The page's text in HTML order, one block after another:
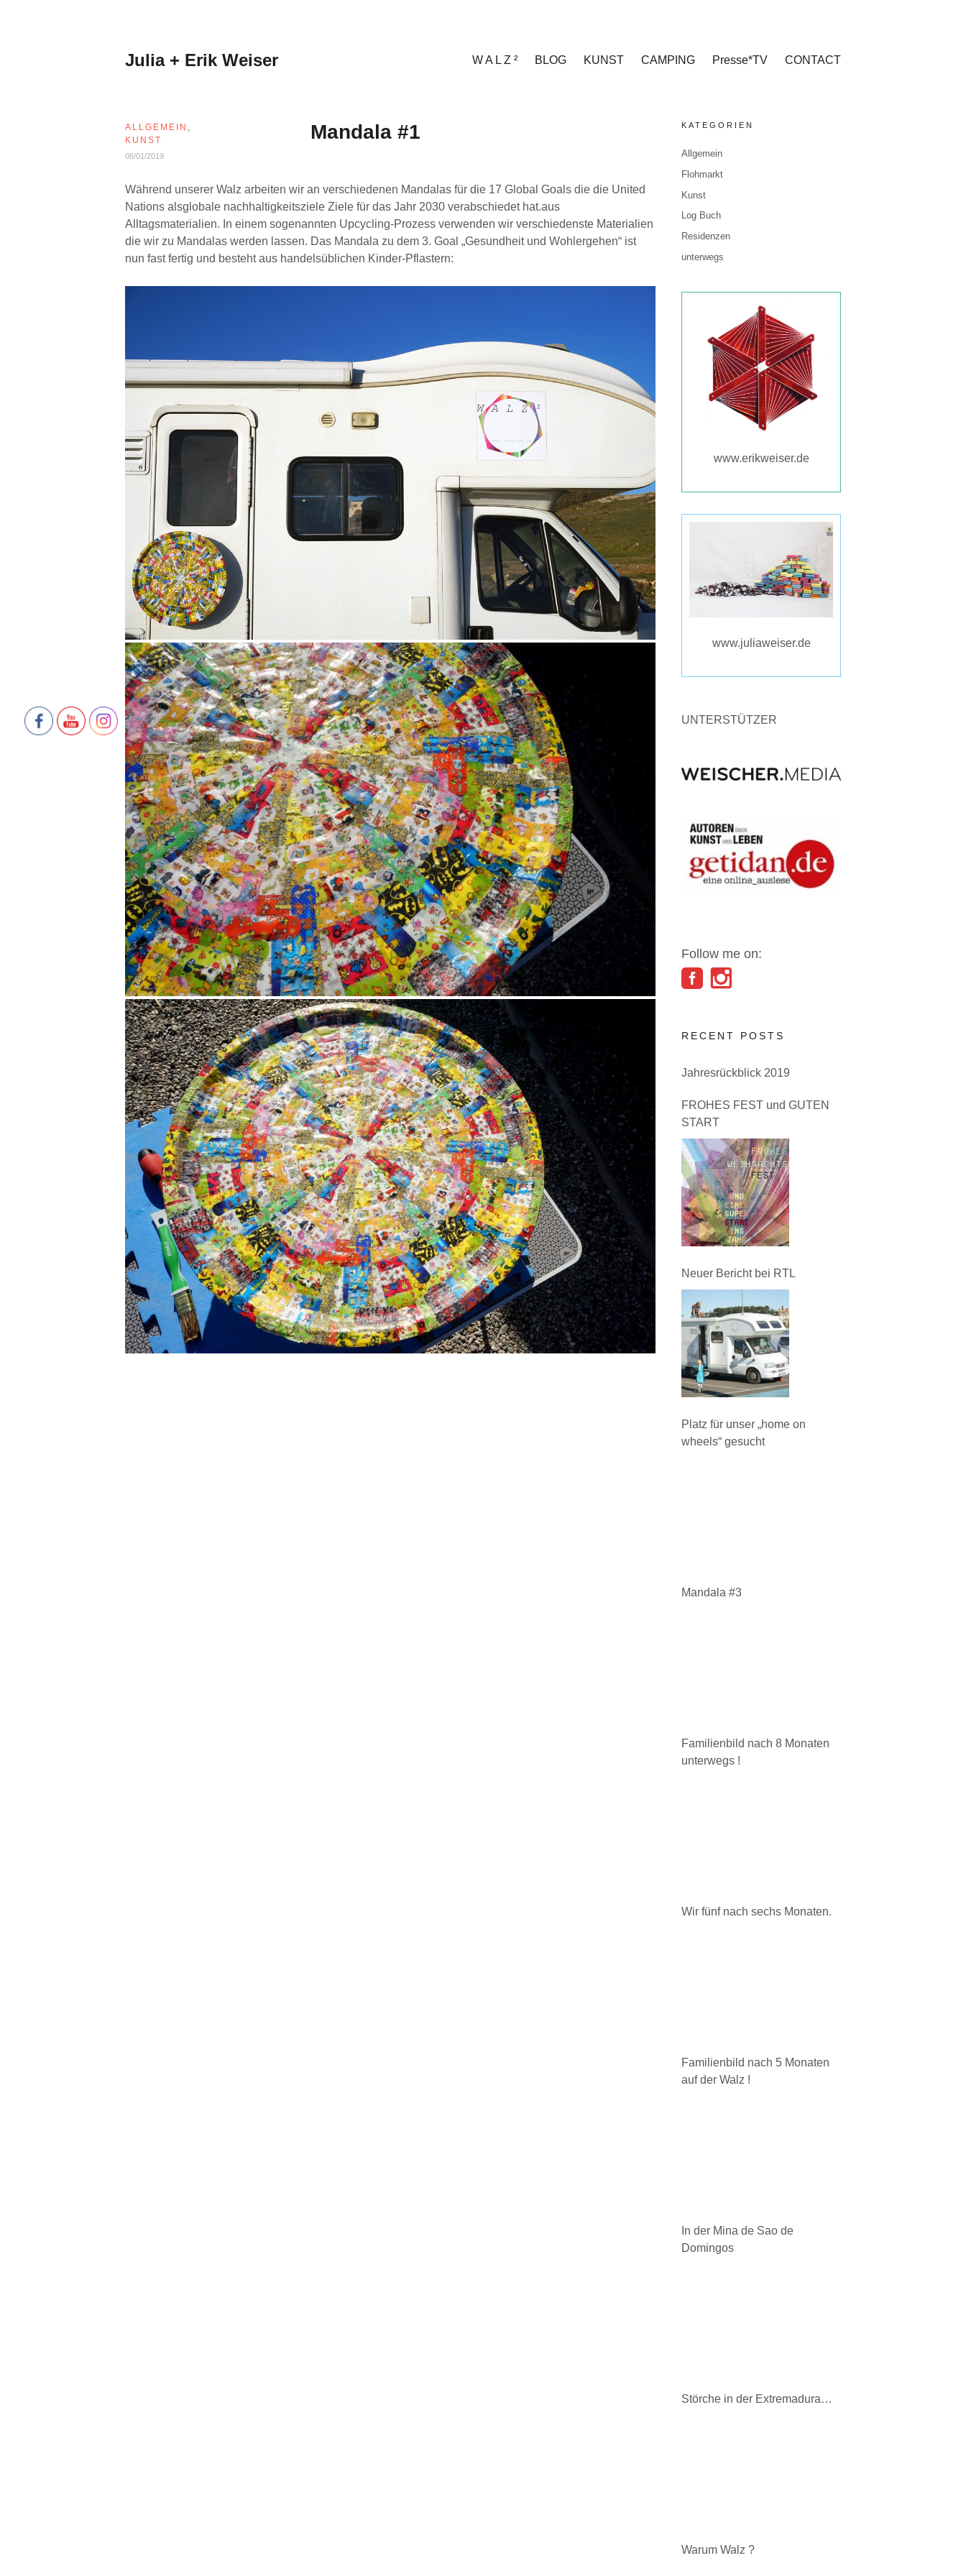
Julia + Erik Weiser W A L Z ² BLOG KUNST CAMPING Presse*TV CONTACT
Mandala #1
ALLGEMEIN ,
KUNST
06/01/2019
Während unserer Walz arbeiten wir an verschiedenen Mandalas für die 17 Global Goals die die United
Nations alsglobale nachhaltigkeitsziele Ziele für das Jahr 2030 verabschiedet hat.aus
Alltagsmaterialien. In einem sogenannten Upcycling-Prozess verwenden wir verschiedenste Materialien
die wir zu Mandalas werden lassen. Das Mandala zu dem 3. Goal „Gesundheit und Wohlergehen“ ist
nun fast fertig und besteht aus handelsüblichen Kinder-Pflastern:
KATEGORIEN
Allgemein
Flohmarkt
Kunst
Log Buch
Residenzen
unterwegs
www.erikweiser.de
www.juliaweiser.de
UNTERSTÜTZER
Follow me on:
RECENT POSTS
Jahresrückblick 2019
FROHES FEST und GUTEN
START
Neuer Bericht bei RTL
Platz für unser „home on
wheels“ gesucht
Mandala #3
Familienbild nach 8 Monaten
unterwegs !
Wir fünf nach sechs Monaten.
Familienbild nach 5 Monaten
auf der Walz !
In der Mina de Sao de
Domingos
Störche in der Extremadura…
Warum Walz ?